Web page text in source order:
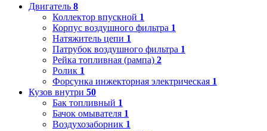
Двигатель 8
Коллектор впускной 1
Корпус воздушного фильтра 1
Натяжитель цепи 1
Патрубок воздушного фильтра 1
Рейка топливная (рампа) 2
Ролик 1
Форсунка инжекторная электрическая 1
Кузов внутри 50
Бак топливный 1
Бачок омывателя 1
Воздухозаборник 1